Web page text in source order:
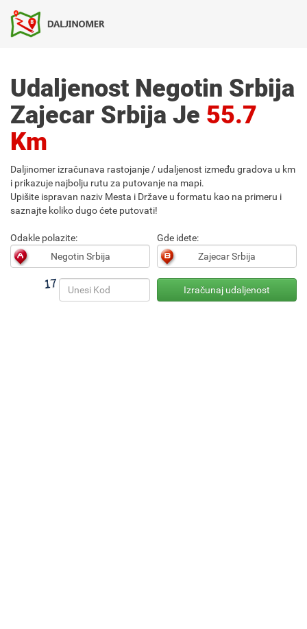
Udaljenost Negotin Srbija
Zajecar Srbija Je 55.7
Km
Daljinomer izračunava rastojanje / udaljenost između gradova u km
i prikazuje najbolju rutu za putovanje na mapi.
Upišite ispravan naziv Mesta i Države u formatu kao na primeru i
saznajte koliko dugo ćete putovati!
Odakle polazite: Gde idete: